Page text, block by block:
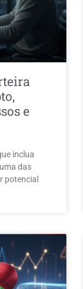
e
inclua
das
potencial